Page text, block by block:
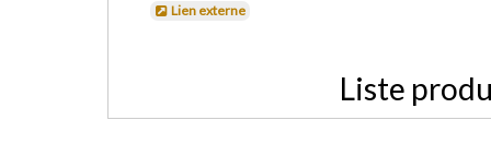
Lien externe
Liste